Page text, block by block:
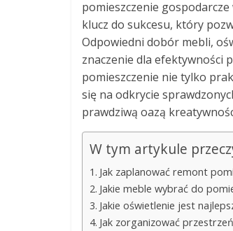
pomieszczenie
klucz do sukcesu, który
Odpowiedni dobór mebli,
znaczenie dla efektywności
pomieszczenie nie tylko
się na odkrycie
prawdziwą oazą
W tym artykule
Jak zaplanować remont
Jakie meble wybrać do
Jakie oświetlenie jest
Jak zorganizować